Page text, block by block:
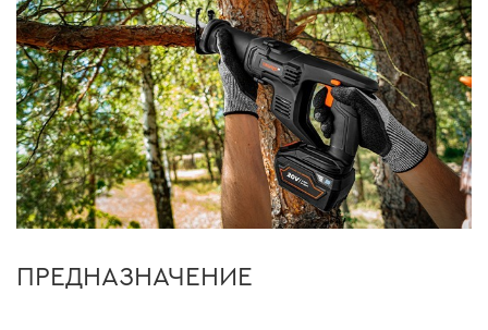
ПРЕДНАЗНАЧЕНИЕ